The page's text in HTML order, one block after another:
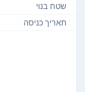
שטח בנוי
תאריך כניסה